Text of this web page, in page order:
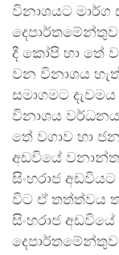
විනාශයට
දී කෝපි හා තේ
වන විනාශය
සමාගමට
විනාශය
තේ වගාව හා
අඩවියේ
සිංහරාජ
විට ඒ තත්ත්වය
සිංහරාජ